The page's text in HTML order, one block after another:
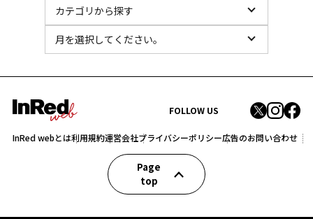
FOLLOW US
InRed webとは利用規約運営会社プライバシーポリシー広告のお問い合わせ
Page
top